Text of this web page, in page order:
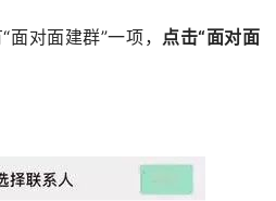
面对面建群”一项， 点击“面对面